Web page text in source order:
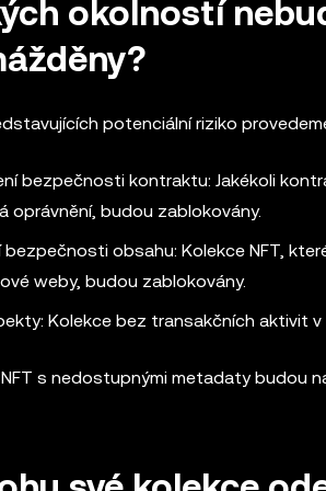
okolností
potenciální riziko
bezpečnosti kontraktu: Jakékoli
oprávnění, budou zablokovány.
bezpečnosti obsahu: Kolekce NFT,
weby, budou zablokovány.
Kolekce bez transakčních aktivit
NFT s nedostupnými metadaty budou